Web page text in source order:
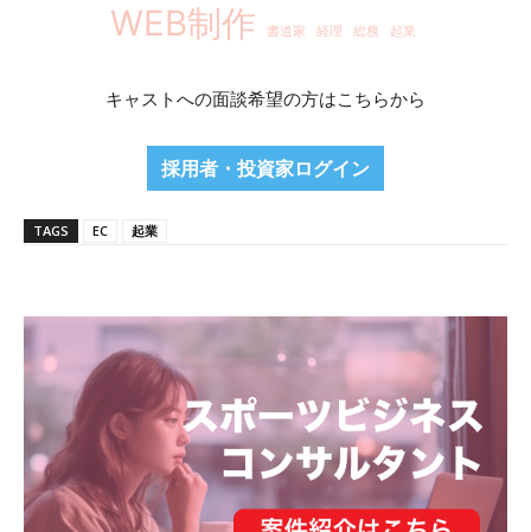
WEB制作
書道家 経理 総務 起業
キャストへの面談希望の方はこちらから
採用者・投資家ログイン
TAGS EC 起業